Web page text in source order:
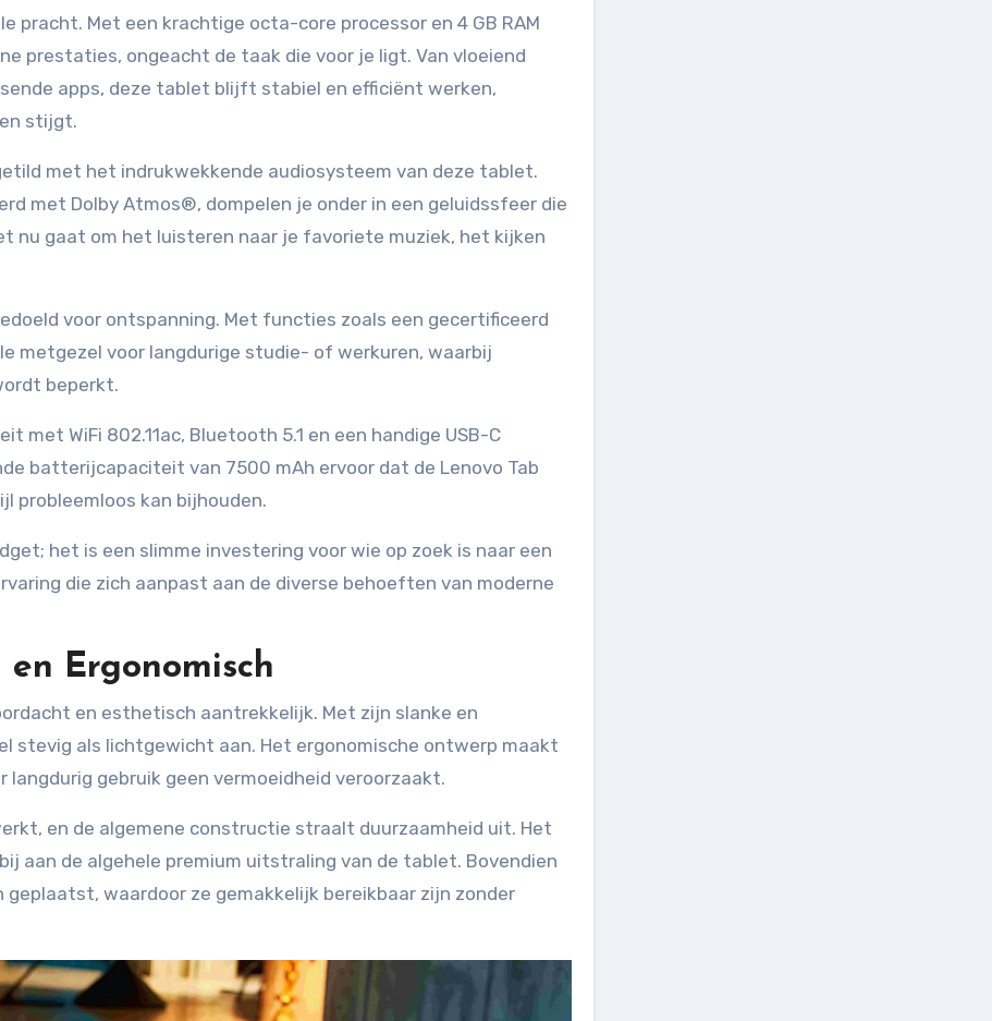
pracht. Met een krachtige octa-core processor en 4 GB RAM
prestaties, ongeacht de taak die voor je ligt. Van vloeiend
apps, deze tablet blijft stabiel en efficiënt werken,
stijgt.
met het indrukwekkende audiosysteem van deze tablet.
met Dolby Atmos®, dompelen je onder in een geluidssfeer die
nu gaat om het luisteren naar je favoriete muziek, het kijken
voor ontspanning. Met functies zoals een gecertificeerd
metgezel voor langdurige studie- of werkuren, waarbij
beperkt.
WiFi 802.11ac, Bluetooth 5.1 en een handige USB-C
batterijcapaciteit van 7500 mAh ervoor dat de Lenovo Tab
probleemloos kan bijhouden.
het is een slimme investering voor wie op zoek is naar een
die zich aanpast aan de diverse behoeften van moderne
Ergonomisch
en esthetisch aantrekkelijk. Met zijn slanke en
stevig als lichtgewicht aan. Het ergonomische ontwerp maakt
gebruik geen vermoeidheid veroorzaakt.
en de algemene constructie straalt duurzaamheid uit. Het
aan de algehele premium uitstraling van de tablet. Bovendien
waardoor ze gemakkelijk bereikbaar zijn zonder